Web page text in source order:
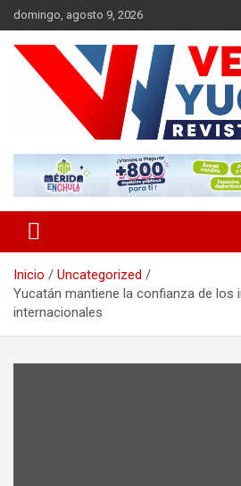
Saltar
al
contenido
domingo, agosto 9, 2026
Vector Yucatán
Inicio
Uncategorized
Yucatán mantiene la confianza de los
internacionales